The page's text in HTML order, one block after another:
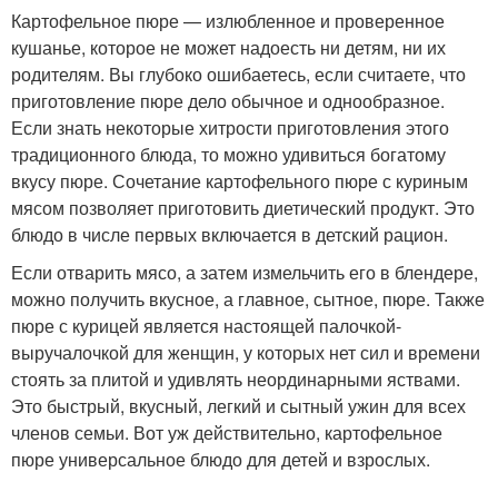
Картофельное пюре — излюбленное и проверенное
кушанье, которое не может надоесть ни детям, ни их
родителям. Вы глубоко ошибаетесь, если считаете, что
приготовление пюре дело обычное и однообразное.
Если знать некоторые хитрости приготовления этого
традиционного блюда, то можно удивиться богатому
вкусу пюре. Сочетание картофельного пюре с куриным
мясом позволяет приготовить диетический продукт. Это
блюдо в числе первых включается в детский рацион.
Если отварить мясо, а затем измельчить его в блендере,
можно получить вкусное, а главное, сытное, пюре. Также
пюре с курицей является настоящей палочкой-
выручалочкой для женщин, у которых нет сил и времени
стоять за плитой и удивлять неординарными яствами.
Это быстрый, вкусный, легкий и сытный ужин для всех
членов семьи. Вот уж действительно, картофельное
пюре универсальное блюдо для детей и взрослых.